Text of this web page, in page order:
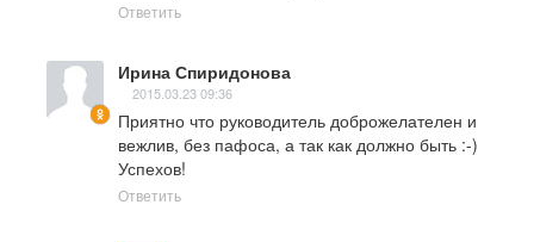
Ответить
Ирина Спиридонова
2015.03.23 09:36
Приятно что руководитель доброжелателен и
вежлив, без пафоса, а так как должно быть :-)
Успехов!
Ответить